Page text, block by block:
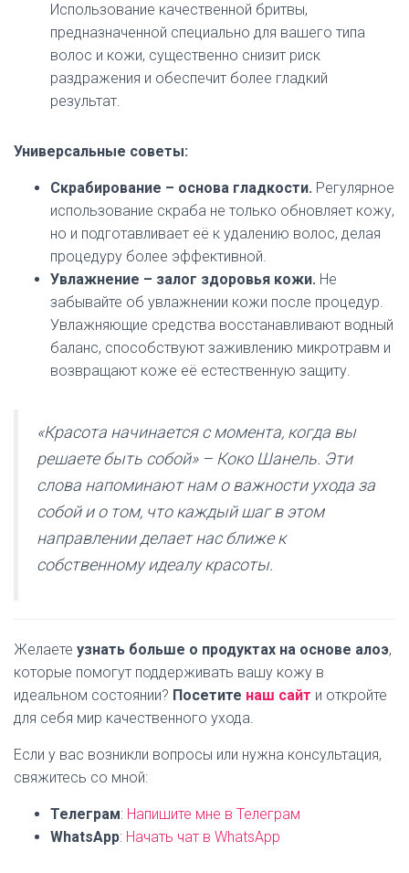
Использование качественной бритвы,
предназначенной специально для вашего типа
волос и кожи, существенно снизит риск
раздражения и обеспечит более гладкий
результат.
Универсальные советы:
Скрабирование – основа гладкости. Регулярное
использование скраба не только обновляет кожу,
но и подготавливает её к удалению волос, делая
процедуру более эффективной.
Увлажнение – залог здоровья кожи. Не
забывайте об увлажнении кожи после процедур.
Увлажняющие средства восстанавливают водный
баланс, способствуют заживлению микротравм и
возвращают коже её естественную защиту.
«Красота начинается с момента, когда вы
решаете быть собой» – Коко Шанель. Эти
слова напоминают нам о важности ухода за
собой и о том, что каждый шаг в этом
направлении делает нас ближе к
собственному идеалу красоты.
Желаете узнать больше о продуктах на основе алоэ,
которые помогут поддерживать вашу кожу в
идеальном состоянии? Посетите наш сайт и откройте
для себя мир качественного ухода.
Если у вас возникли вопросы или нужна консультация,
свяжитесь со мной:
Телеграм: Напишите мне в Телеграм
WhatsApp: Начать чат в WhatsApp